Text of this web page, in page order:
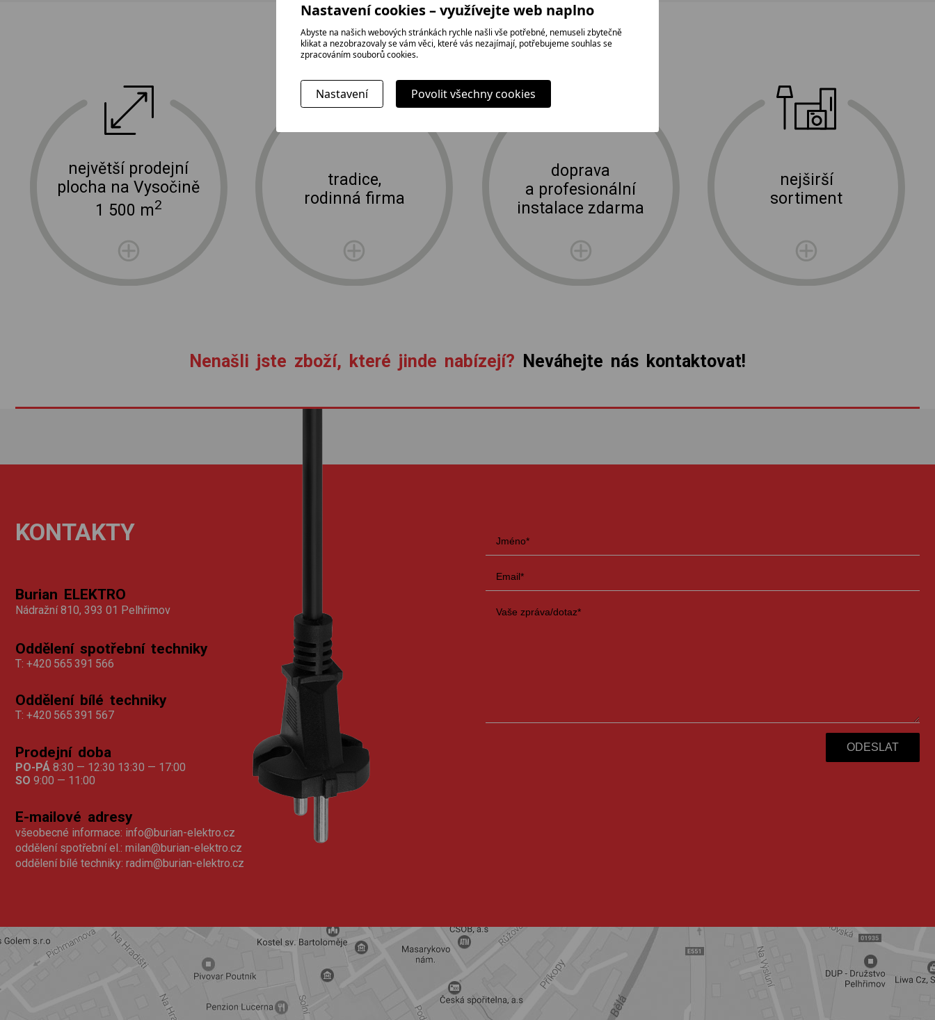
Proč jít k nám?
největší prodejní
plocha na Vysočině
1 500 m2
tradice,
rodinná firma
doprava
a profesionální
instalace zdarma
doprava a instalace elektro zařízení
nejširší
sortiment
E-shop Elektro Burian
Nenašli jste zboží, které jinde nabízejí? Neváhejte nás kontaktovat!
KONTAKTY
Burian ELEKTRO
Nádražní 810, 393 01 Pelhřimov
Oddělení spotřební techniky
T: +420 565 391 566
Oddělení bílé techniky
T: +420 565 391 567
Prodejní doba
PO-PÁ 8:30 — 12:30 13:30 — 17:00
SO 9:00 — 11:00
E-mailové adresy
všeobecné informace: info@burian-elektro.cz
oddělení spotřební el.: milan@burian-elektro.cz
oddělení bílé techniky: radim@burian-elektro.cz
Nastavení cookies – využívejte web naplno
Abyste na našich webových stránkách rychle našli vše potřebné, nemuseli zbytečně
klikat a nezobrazovaly se vám věci, které vás nezajímají, potřebujeme souhlas se
zpracováním souborů cookies.
Nastavení Povolit všechny cookies